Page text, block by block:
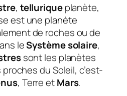
, telluriqueplanète,
est une planète
de roches ou de
leSystème solaire,
sont les planètes
du Soleil, c’est-
, Terre etMars.